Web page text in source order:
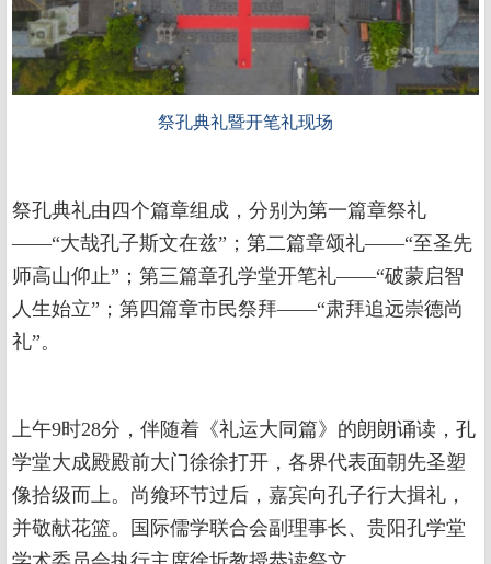
祭孔典礼暨开笔礼现场
祭孔典礼由四个篇章组成，分别为第一篇章祭礼
——“大哉孔子斯文在兹”；第二篇章颂礼——“至圣先
师高山仰止”；第三篇章孔学堂开笔礼——“破蒙启智
人生始立”；第四篇章市民祭拜——“肃拜追远崇德尚
礼”。
上午9时28分，伴随着《礼运大同篇》的朗朗诵读，孔
学堂大成殿殿前大门徐徐打开，各界代表面朝先圣塑
像拾级而上。尚飨环节过后，嘉宾向孔子行大揖礼，
并敬献花篮。国际儒学联合会副理事长、贵阳孔学堂